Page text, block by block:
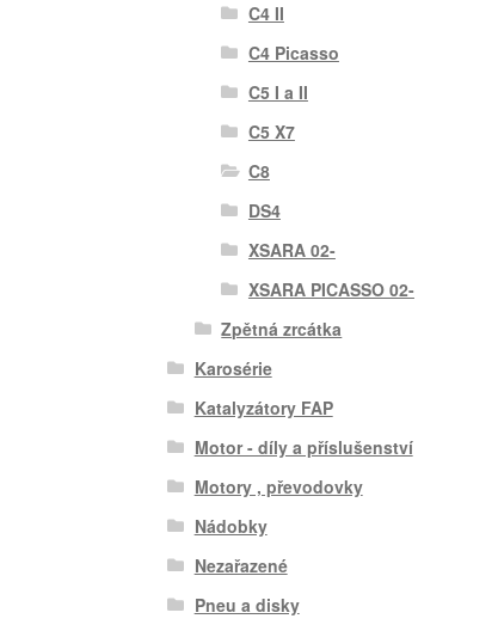
C4 II
C4 Picasso
C5 I a II
C5 X7
C8
DS4
XSARA 02-
XSARA PICASSO 02-
Zpětná zrcátka
Karosérie
Katalyzátory FAP
Motor - díly a příslušenství
Motory , převodovky
Nádobky
Nezařazené
Pneu a disky